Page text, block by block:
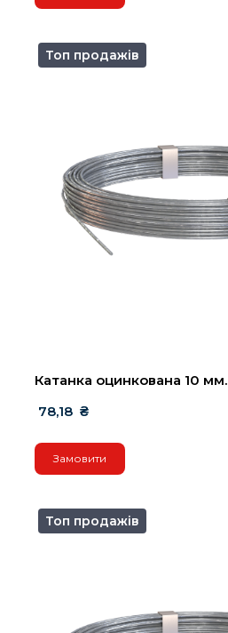
Топ продажів
Катанка оцинкована 10 мм.
78,18  ₴
Замовити
Топ продажів